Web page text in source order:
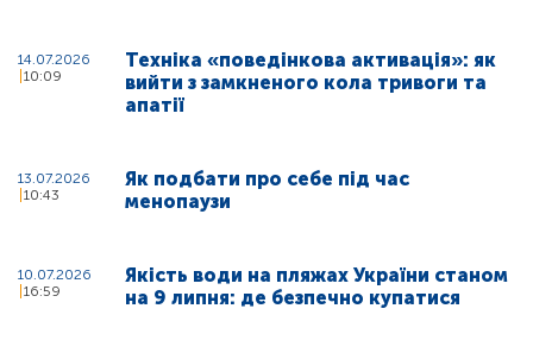
14.07.2026
10:09
Техніка «поведінкова активація»: як
вийти з замкненого кола тривоги та
апатії
13.07.2026
10:43
Як подбати про себе під час
менопаузи
10.07.2026
16:59
Якість води на пляжах України станом
на 9 липня: де безпечно купатися